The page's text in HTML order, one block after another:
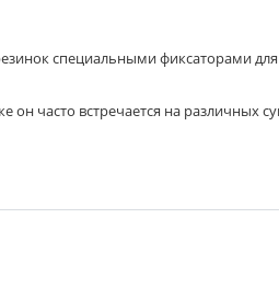
специальными фиксаторами
он часто встречается на различных